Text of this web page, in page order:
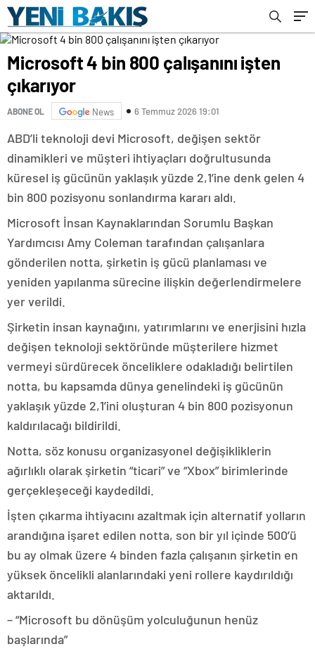
Microsoft 4 bin 800 çalışanını işten
çıkarıyor
ABONE OL News 6 Temmuz 2026 19:01
ABD’li teknoloji devi Microsoft, değişen sektör
dinamikleri ve müşteri ihtiyaçları doğrultusunda
küresel iş gücünün yaklaşık yüzde 2,1’ine denk gelen 4
bin 800 pozisyonu sonlandırma kararı aldı.
Microsoft İnsan Kaynaklarından Sorumlu Başkan
Yardımcısı Amy Coleman tarafından çalışanlara
gönderilen notta, şirketin iş gücü planlaması ve
yeniden yapılanma sürecine ilişkin değerlendirmelere
yer verildi.
Şirketin insan kaynağını, yatırımlarını ve enerjisini hızla
değişen teknoloji sektöründe müşterilere hizmet
vermeyi sürdürecek önceliklere odakladığı belirtilen
notta, bu kapsamda dünya genelindeki iş gücünün
yaklaşık yüzde 2,1’ini oluşturan 4 bin 800 pozisyonun
kaldırılacağı bildirildi.
Notta, söz konusu organizasyonel değişikliklerin
ağırlıklı olarak şirketin “ticari” ve “Xbox” birimlerinde
gerçekleşeceği kaydedildi.
İşten çıkarma ihtiyacını azaltmak için alternatif yolların
arandığına işaret edilen notta, son bir yıl içinde 500’ü
bu ay olmak üzere 4 binden fazla çalışanın şirketin en
yüksek öncelikli alanlarındaki yeni rollere kaydırıldığı
aktarıldı.
– “Microsoft bu dönüşüm yolculuğunun henüz
başlarında”